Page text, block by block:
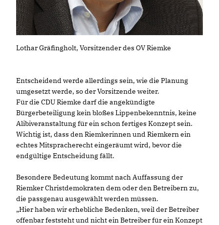
Lothar Gräfingholt, Vorsitzender des OV Riemke
Entscheidend werde allerdings sein, wie die Planung
umgesetzt werde, so der Vorsitzende weiter.
Für die CDU Riemke darf die angekündigte
Bürgerbeteiligung kein bloßes Lippenbekenntnis, keine
Alibiveranstaltung für ein schon fertiges Konzept sein.
Wichtig ist, dass den Riemkerinnen und Riemkern ein
echtes Mitspracherecht eingeräumt wird, bevor die
endgültige Entscheidung fällt.
Besondere Bedeutung kommt nach Auffassung der
Riemker Christdemokraten dem oder den Betreibern zu,
die passgenau ausgewählt werden müssen.
Hier haben wir erhebliche Bedenken, weil der Betreiber
offenbar feststeht und nicht ein Betreiber für ein Konzept